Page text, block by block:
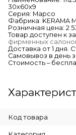
30х60х9
Серия: Марсо
Фабрика: KERAMA
Розничная цена: 2
Товар доступен к
фирменных
Доставка от 1 дня.
Самовывоз в день
Стоимость –
Код товара